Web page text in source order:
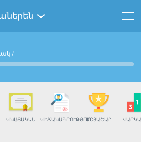
/
ՎԿԱՅԱԿԱՆ ՎԻՃԱԿԱԳՐՈՒԹՅՈՒՆՄՐՑԱՇԱՐ